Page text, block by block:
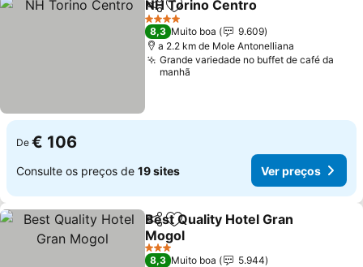
PartilharAdicionar aos favoritos
NH Torino Centro
4 Estrelas
8,3 Muito boa
9.609
a 2.2 km de Mole Antonelliana
Grande variedade no buffet de café da
manhã
De € 106
Consulte os preços de 19 sites Ver preços
PartilharAdicionar aos favoritos
Best Quality Hotel Gran
Mogol
Ver preços
3 Estrelas
8,3 Muito boa
5.944